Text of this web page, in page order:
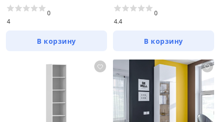
4
0
В корзину
4.4
0
В корзину